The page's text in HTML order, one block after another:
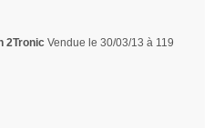
2Tronic Vendue le 30/03/13 à 119